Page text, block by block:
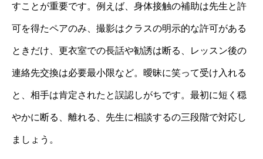
すことが重要です。例えば、身体接触の補助は先生と許
可を得たペアのみ、撮影はクラスの明示的な許可がある
ときだけ、更衣室での長話や勧誘は断る、レッスン後の
連絡先交換は必要最小限など。曖昧に笑って受け入れる
と、相手は肯定されたと誤認しがちです。最初に短く穏
やかに断る、離れる、先生に相談するの三段階で対応し
ましょう。